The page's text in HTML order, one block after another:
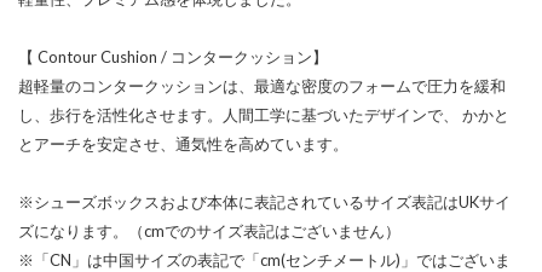
【 Contour Cushion / コンタークッション】
超軽量のコンタークッションは、最適な密度のフォームで圧力を緩和
し、歩行を活性化させます。人間工学に基づいたデザインで、 かかと
とアーチを安定させ、通気性を高めています。
※シューズボックスおよび本体に表記されているサイズ表記はUKサイ
ズになります。（cmでのサイズ表記はございません）
※「CN」は中国サイズの表記で「cm(センチメートル)」ではございま